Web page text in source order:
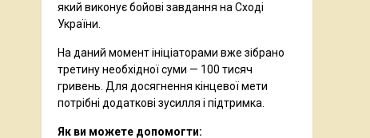
який виконує бойові завдання на Сході
України.
На даний момент ініціаторами вже зібрано
третину необхідної суми — 100 тисяч
гривень. Для досягнення кінцевої мети
потрібні додаткові зусилля і підтримка.
Як ви можете допомогти: